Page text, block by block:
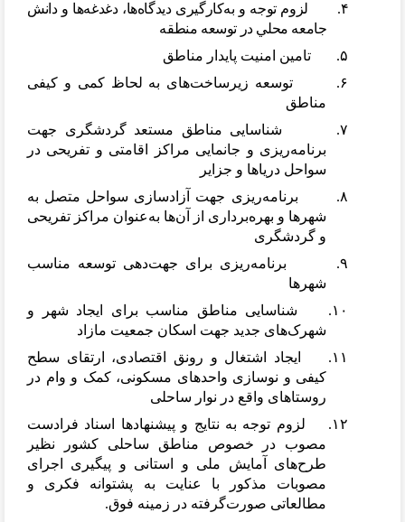
۴. لزوم توجه و به
کارگیری دیدگاهها، دغدغهها و دانش
جامعه محلي در توسعه منطقه
۵. تامین امنیت پایدار مناطق
۶. توسعه زیرساخت
های به لحاظ کمی و کیفی
مناطق
۷. شناسایی مناطق مستعد گردشگری جهت
برنامهریزی و جانمایی مراکز اقامتی و تفریحی در
سواحل دریاها و جزایر
۸. برنامه
ریزی جهت آزادسازی سواحل متصل به
شهرها و بهرهبرداری از آنها بهعنوان مراکز تفریحی
و گردشگری
۹. برنامه
ریزی برای جهتدهی توسعه مناسب
شهرها
۱۰. شناسایی مناطق مناسب برای ایجاد شهر و
شهرکهای جدید جهت اسکان جمعیت مازاد
۱۱. ایجاد اشتغال و رونق اقتصادی، ارتقای سطح
کیفی و نوسازی واحدهای مسکونی، کمک و وام در
روستاهای واقع در نوار ساحلی
۱۲. لزوم توجه به نتایج و پیشنهادها اسناد فرادست
مصوب در خصوص مناطق ساحلی کشور نظیر
طرحهای آمایش ملی و استانی و پیگیری اجرای
مصوبات مذکور با عنایت به پشتوانه فکری و
مطالعاتی صورتگرفته در زمینه فوق.